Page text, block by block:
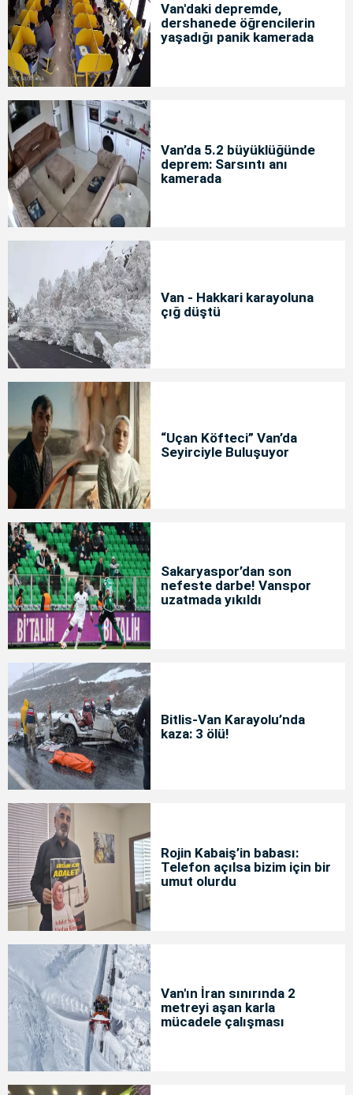
Van'daki depremde,
dershanede öğrencilerin
yaşadığı panik kamerada
Van’da 5.2 büyüklüğünde
deprem: Sarsıntı anı
kamerada
Van - Hakkari karayoluna
çığ düştü
“Uçan Köfteci” Van’da
Seyirciyle Buluşuyor
Sakaryaspor’dan son
nefeste darbe! Vanspor
uzatmada yıkıldı
Bitlis-Van Karayolu’nda
kaza: 3 ölü!
Rojin Kabaiş’in babası:
Telefon açılsa bizim için bir
umut olurdu
Van'ın İran sınırında 2
metreyi aşan karla
mücadele çalışması